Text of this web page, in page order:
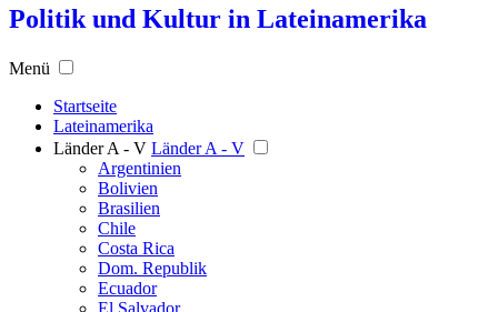
Politik und Kultur in Lateinamerika
Menü
Startseite
Lateinamerika
Länder A - V Länder A - V
Argentinien
Bolivien
Brasilien
Chile
Costa Rica
Dom. Republik
Ecuador
El Salvador